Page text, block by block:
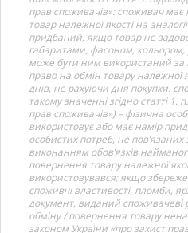
прав споживачів»: споживач
товар належної якості на
придбаний, якщо товар не
габаритами, фасоном,
може бути ним використаний
право на обмін товару належної
днів, не рахуючи дня покупки.
такому значенні згідно статті 1.
прав споживачів») – фізична
використовує або має намір
особистих потреб, не
виконанням обов’язків
повернення товару належної
використовувався; якщо
споживчі властивості, пломби,
документ, виданий
обміну / повернення товару
законом України «про захист